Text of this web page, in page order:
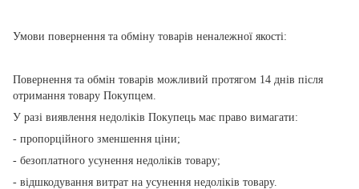
Умови повернення та обміну товарів неналежної якості:
Повернення та обмін товарів можливий протягом 14 днів після
отримання товару Покупцем.
У разі виявлення недоліків Покупець має право вимагати:
- пропорційного зменшення ціни;
- безоплатного усунення недоліків товару;
- відшкодування витрат на усунення недоліків товару.